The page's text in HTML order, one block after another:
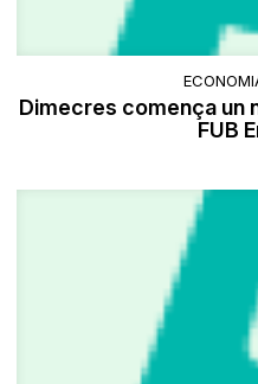
Dimecres comença un
FUB